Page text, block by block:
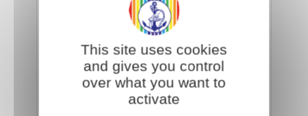
Pour interpréter les paraboles de Jésus, il faut
utiliser la science des symboles qui s'acquiert par
les facultés de l’âme et de l'esprit.
11,50€
This site uses cookies
and gives you control
over what you want to
activate